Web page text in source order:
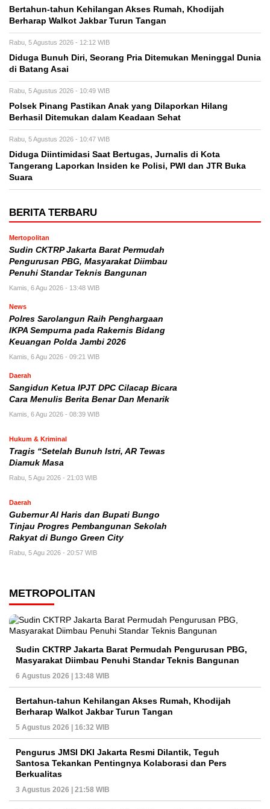
Bertahun-tahun Kehilangan Akses Rumah, Khodijah
Berharap Walkot Jakbar Turun Tangan
Rabu, 5 Agustus 2026 - 12:12 WIB
Diduga Bunuh Diri, Seorang Pria Ditemukan Meninggal Dunia
di Batang Asai
Rabu, 5 Agustus 2026 - 10:49 WIB
Polsek Pinang Pastikan Anak yang Dilaporkan Hilang
Berhasil Ditemukan dalam Keadaan Sehat
Rabu, 5 Agustus 2026 - 10:47 WIB
Diduga Diintimidasi Saat Bertugas, Jurnalis di Kota
Tangerang Laporkan Insiden ke Polisi, PWI dan JTR Buka
Suara
BERITA TERBARU
Mertopolitan
Sudin CKTRP Jakarta Barat Permudah
Pengurusan PBG, Masyarakat Diimbau
Penuhi Standar Teknis Bangunan
Kamis, 6 Agu 2026 - 13:48 WIB
News
Polres Sarolangun Raih Penghargaan
IKPA Sempurna pada Rakernis Bidang
Keuangan Polda Jambi 2026
Kamis, 6 Agu 2026 - 09:21 WIB
Daerah
Sangidun Ketua IPJT DPC Cilacap Bicara
Cara Menulis Berita Benar Dan Menarik
Kamis, 6 Agu 2026 - 08:39 WIB
Hukum & Kriminal
Tragis “Setelah Bunuh Istri, AR Tewas
Diamuk Masa
Rabu, 5 Agu 2026 - 21:03 WIB
Daerah
​Gubernur Al Haris dan Bupati Bungo
Tinjau Progres Pembangunan Sekolah
Rakyat di Bungo Green City
Rabu, 5 Agu 2026 - 20:57 WIB
METROPOLITAN
Sudin CKTRP Jakarta Barat Permudah Pengurusan PBG,
Masyarakat Diimbau Penuhi Standar Teknis Bangunan
6 Agustus 2026 | 13:48 WIB
Bertahun-tahun Kehilangan Akses Rumah, Khodijah
Berharap Walkot Jakbar Turun Tangan
5 Agustus 2026 | 16:32 WIB
Pengurus JMSI DKI Jakarta Resmi Dilantik, Teguh
Santosa Tekankan Pentingnya Kolaborasi dan Pers
Berkualitas
3 Agustus 2026 | 21:58 WIB